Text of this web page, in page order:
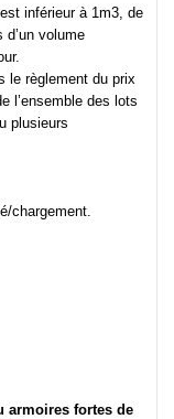
inférieur à 1m3, de
volume
le règlement du prix
l’ensemble des lots
plusieurs
chargement.
armoires fortes de